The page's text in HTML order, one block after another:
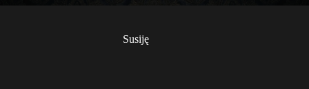
Susiję